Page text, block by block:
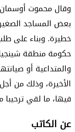
وقال محموت أوسمان
بعض المساجد
خطيرة. وبناء على
حكومة منطقة
والمتداعية أو
الأخيرة، وذلك من
فيها، ما لقي
عن الكاتب